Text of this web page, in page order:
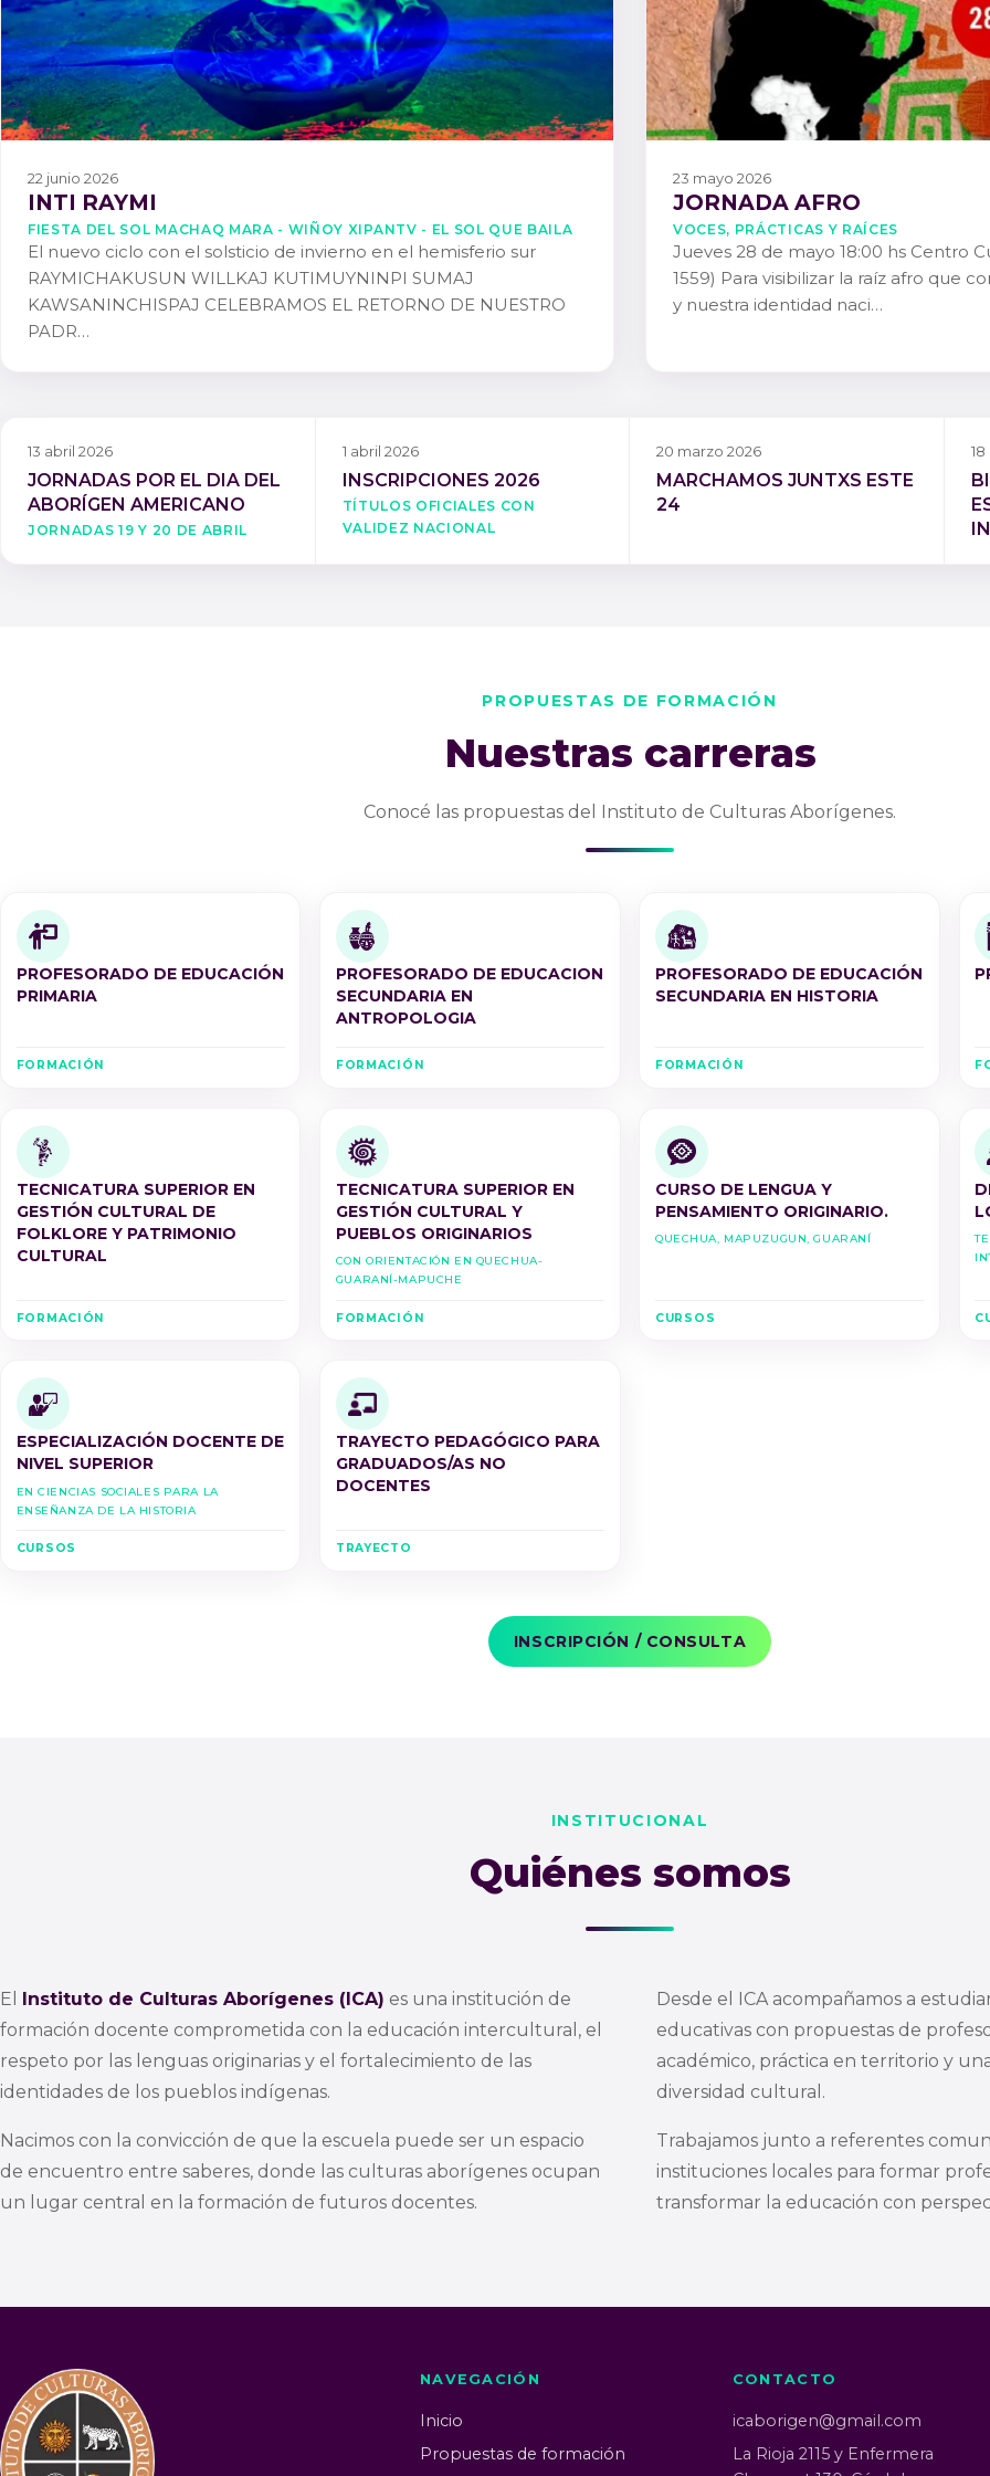
22 junio 2026
INTI RAYMI
FIESTA DEL SOL MACHAQ MARA - WIÑOY XIPANTV - EL SOL QUE BAILA
El nuevo ciclo con el solsticio de invierno en el hemisferio sur
RAYMICHAKUSUN WILLKAJ KUTIMUYNINPI SUMAJ
KAWSANINCHISPAJ CELEBRAMOS EL RETORNO DE NUESTRO
PADR…
23 mayo 2026
JORNADA AFRO
Voces, Prácticas y Raíces
Jueves 28 de mayo 18:00 hs Centro
1559) Para visibilizar la raíz afro que
y nuestra identidad naci…
13 abril 2026
JORNADAS POR EL DIA DEL
ABORÍGEN AMERICANO
Jornadas 19 y 20 de Abril
1 abril 2026
INSCRIPCIONES 2026
Títulos oficiales con
validez nacional
20 marzo 2026
MARCHAMOS JUNTXS ESTE
24
PROPUESTAS DE FORMACIÓN
Nuestras carreras
Conocé las propuestas del Instituto de Culturas Aborígenes.
PROFESORADO DE EDUCACIÓN
PRIMARIA
FORMACIÓN
PROFESORADO DE EDUCACION
SECUNDARIA EN
ANTROPOLOGIA
FORMACIÓN
PROFESORADO DE EDUCACIÓN
SECUNDARIA EN HISTORIA
FORMACIÓN
TECNICATURA SUPERIOR EN
GESTIÓN CULTURAL DE
FOLKLORE Y PATRIMONIO
CULTURAL
FORMACIÓN
TECNICATURA SUPERIOR EN
GESTIÓN CULTURAL Y
PUEBLOS ORIGINARIOS
Con Orientación en Quechua-
Guaraní-Mapuche
FORMACIÓN
CURSO DE LENGUA Y
PENSAMIENTO ORIGINARIO.
Quechua, Mapuzugun, Guaraní
CURSOS
ESPECIALIZACIÓN DOCENTE DE
NIVEL SUPERIOR
en Ciencias Sociales para la
Enseñanza de la Historia
CURSOS
TRAYECTO PEDAGÓGICO PARA
GRADUADOS/AS NO
DOCENTES
TRAYECTO
INSCRIPCIÓN / CONSULTA
INSTITUCIONAL
Quiénes somos
El Instituto de Culturas Aborígenes (ICA) es una institución de
formación docente comprometida con la educación intercultural, el
respeto por las lenguas originarias y el fortalecimiento de las
identidades de los pueblos indígenas.
Nacimos con la convicción de que la escuela puede ser un espacio
de encuentro entre saberes, donde las culturas aborígenes ocupan
un lugar central en la formación de futuros docentes.
Desde el ICA acompañamos a
educativas con propuestas de
académico, práctica en territorio y
diversidad cultural.
Trabajamos junto a referentes
instituciones locales para formar
transformar la educación con
NAVEGACIÓN
Inicio
Propuestas de formación
CONTACTO
icaborigen@gmail.com
La Rioja 2115 y Enfermera